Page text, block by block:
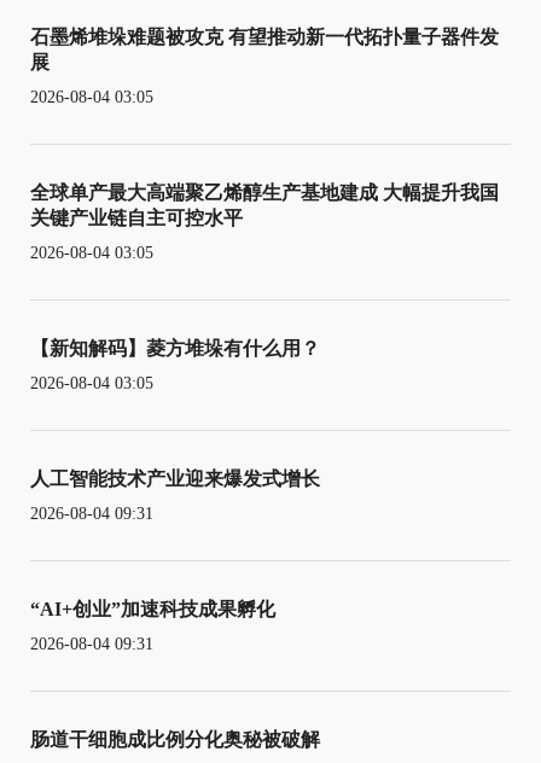
石墨烯堆垛难题被攻克 有望推动新一代拓扑量子器件发
展
2026-08-04 03:05
全球单产最大高端聚乙烯醇生产基地建成 大幅提升我国
关键产业链自主可控水平
2026-08-04 03:05
【新知解码】菱方堆垛有什么用？
2026-08-04 03:05
人工智能技术产业迎来爆发式增长
2026-08-04 09:31
“AI+创业”加速科技成果孵化
2026-08-04 09:31
肠道干细胞成比例分化奥秘被破解